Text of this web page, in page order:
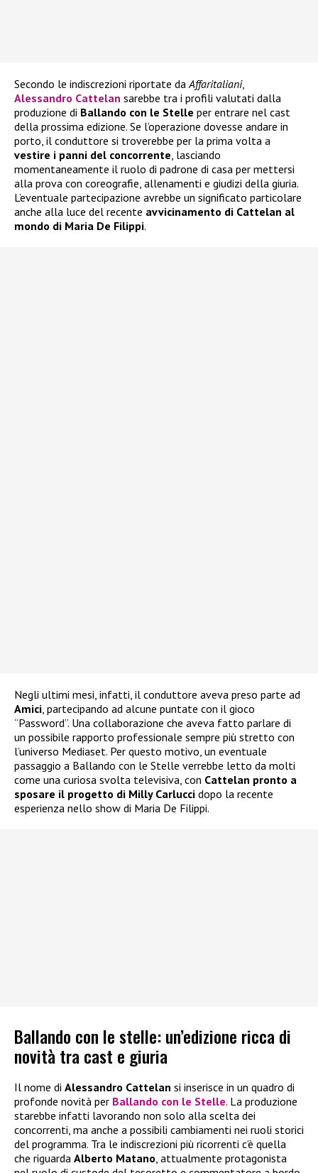
Secondo le indiscrezioni riportate daAffaritaliani,
Alessandro Cattelan sarebbe tra i profili valutati dalla
produzione di Ballando con le Stelle per entrare nel cast
della prossima edizione. Se l’operazione dovesse andare in
porto, il conduttore si troverebbe per la prima volta a
vestire i panni del concorrente, lasciando
momentaneamente il ruolo di padrone di casa per mettersi
alla prova con coreografie, allenamenti e giudizi della giuria.
L’eventuale partecipazione avrebbe un significato particolare
anche alla luce del recente avvicinamento di Cattelan al
mondo di Maria De Filippi.
Negli ultimi mesi, infatti, il conduttore aveva preso parte ad
Amici, partecipando ad alcune puntate con il gioco
“Password”. Una collaborazione che aveva fatto parlare di
un possibile rapporto professionale sempre più stretto con
l’universo Mediaset. Per questo motivo, un eventuale
passaggio a Ballando con le Stelle verrebbe letto da molti
come una curiosa svolta televisiva, con Cattelan pronto a
sposare il progetto di Milly Carlucci dopo la recente
esperienza nello show di Maria De Filippi.
Ballando con le stelle: un’edizione ricca di
novità tra cast e giuria
Il nome di Alessandro Cattelan si inserisce in un quadro di
profonde novità per Ballando con le Stelle. La produzione
starebbe infatti lavorando non solo alla scelta dei
concorrenti, ma anche a possibili cambiamenti nei ruoli storici
del programma. Tra le indiscrezioni più ricorrenti c’è quella
che riguarda Alberto Matano , attualmente protagonista